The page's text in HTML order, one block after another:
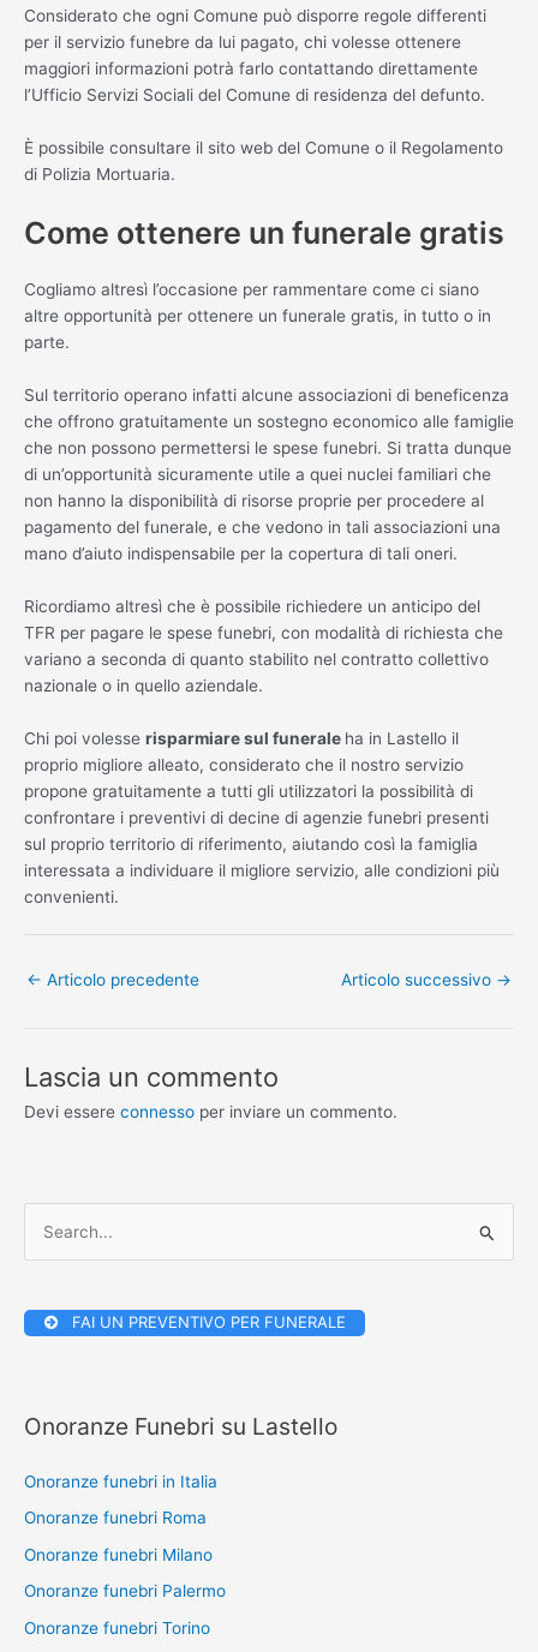
Considerato che ogni Comune può disporre regole differenti
per il servizio funebre da lui pagato, chi volesse ottenere
maggiori informazioni potrà farlo contattando direttamente
l’Ufficio Servizi Sociali del Comune di residenza del defunto.
È possibile consultare il sito web del Comune o il Regolamento
di Polizia Mortuaria.
Come ottenere un funerale gratis
Cogliamo altresì l’occasione per rammentare come ci siano
altre opportunità per ottenere un funerale gratis, in tutto o in
parte.
Sul territorio operano infatti alcune associazioni di beneficenza
che offrono gratuitamente un sostegno economico alle famiglie
che non possono permettersi le spese funebri. Si tratta dunque
di un’opportunità sicuramente utile a quei nuclei familiari che
non hanno la disponibilità di risorse proprie per procedere al
pagamento del funerale, e che vedono in tali associazioni una
mano d’aiuto indispensabile per la copertura di tali oneri.
Ricordiamo altresì che è possibile richiedere un anticipo del
TFR per pagare le spese funebri, con modalità di richiesta che
variano a seconda di quanto stabilito nel contratto collettivo
nazionale o in quello aziendale.
Chi poi volesse risparmiare sul funerale ha in Lastello il
proprio migliore alleato, considerato che il nostro servizio
propone gratuitamente a tutti gli utilizzatori la possibilità di
confrontare i preventivi di decine di agenzie funebri presenti
sul proprio territorio di riferimento, aiutando così la famiglia
interessata a individuare il migliore servizio, alle condizioni più
convenienti.
← Articolo precedente Articolo successivo →
Lascia un commento
Devi essere connesso per inviare un commento.
c
FAI UN PREVENTIVO PER FUNERALE
Onoranze Funebri su Lastello
Onoranze funebri in Italia
Onoranze funebri Roma
Onoranze funebri Milano
Onoranze funebri Palermo
Onoranze funebri Torino